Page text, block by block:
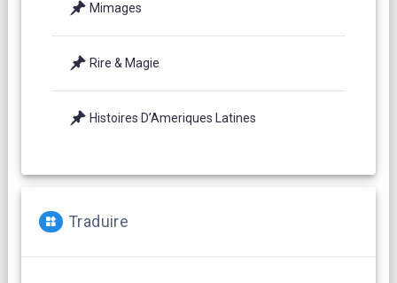
Mimages
Rire & Magie
Histoires D’Ameriques Latines
Traduire